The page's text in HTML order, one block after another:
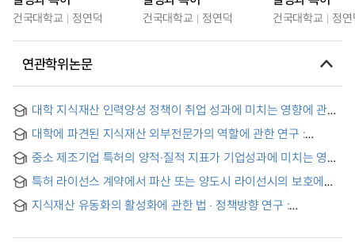
건국대학교 정연덕 건국대학교 정연덕 건국대학교 정
연관학위논문
대학 지식재산 인력양성 정책이 취업 성과에 미치는 영향에 관한
연구 : 캠퍼스 특허전략 유니버시아드를 중심으로
대학에 파견된 지식재산 외부전문가의 역할에 관한 연구 :
특허관리어드바이저의 활동과 성과를 중심으로 = (A) Study on
the Roles of Outside Intellectual Property Experts
Dispatched to Universities : Focusing on the Activities and
Performances of the Patent Advisors
중소 제조기업 특허의 양적·질적 지표가 기업성과에 미치는 영향
: 지식재산 경영 역량의 조절효과를 중심으로 = The Effects of
Quantitative and Qualitative Patent Indicators of Small and
Medium-sized Manufacturing Enterprises on Corporate
Performance: Focusing on the Moderating Effects of
특허 라이선스 계약에서 파산 또는 양도시 라이선시의 보호에
관한 연구
지식재산 유동화의 활성화에 관한 법 ‧ 정책방향 연구 :
and Policies to Activate the Securitization of Intellectual